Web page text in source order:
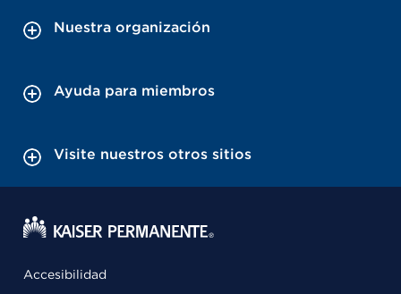
Nuestra organización
Ayuda para miembros
Visite nuestros otros sitios
Accesibilidad